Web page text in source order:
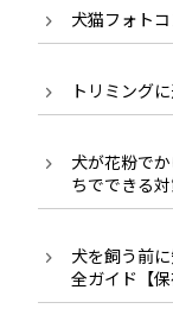
犬猫フォト
トリミング
犬が花粉で
ちでできる
犬を飼う前
全ガイド【保